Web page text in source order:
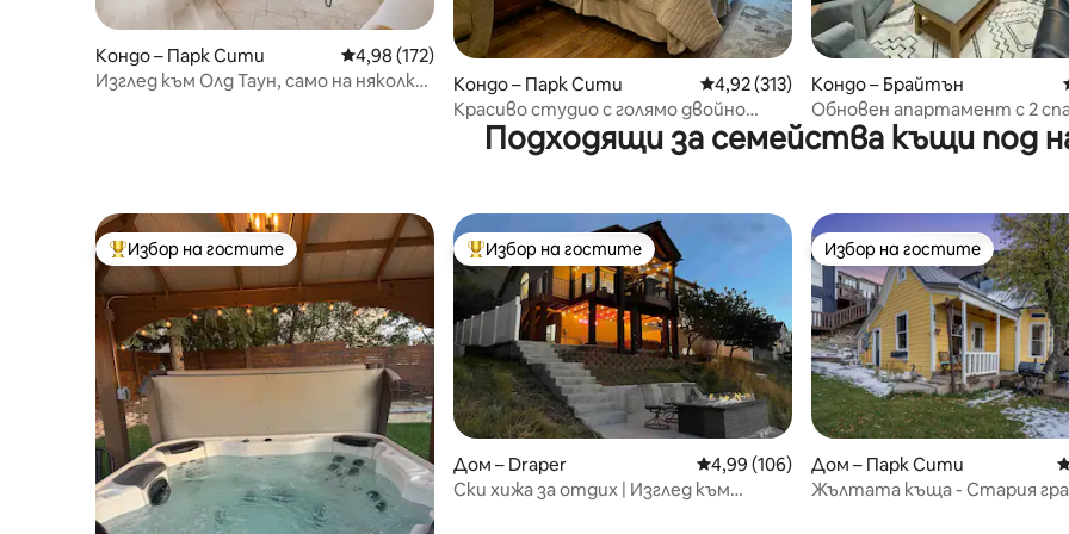
Кондо – Парк Сити Средна оценка: 4,98 от 5, 172 отзива
4,98 (172)
Изглед към Олд Таун, само на няколко
Кондо – Парк Сити Средна оценка: 4,92 от 5, 313 отзива
4,92 (313)
Красиво студио с голямо двойно
легло - централно местоположение
Кондо – Брайтън
Обновен апартамент с 2
бани в курорт Solitude
Подходящи за семейства къщи под
Най-популярен избор на гостите
Избор на гостите Най-популярен избор на гостите
Избор на гостите
Дом – Draper Средна оценка: 4,99 от 5, 106 отзива
4,99 (106)
Ски хижа за отдих | Изглед към
Избор на гостите
Избор на гостите
Дом – Парк Сити
Жълтата къща - Стария